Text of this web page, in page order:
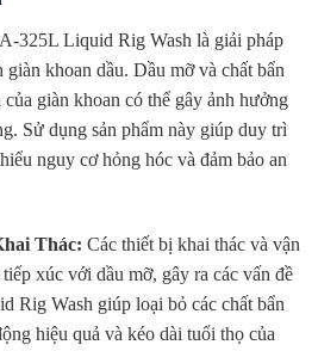
A-325L Liquid Rig Wash là giải pháp
khoan dầu. Dầu mỡ và chất bẩn
giàn khoan có thể gây ảnh hưởng
Sử dụng sản phẩm này giúp duy trì
nguy cơ hỏng hóc và đảm bảo an
Thác: Các thiết bị khai thác và vận
xúc với dầu mỡ, gây ra các vấn đề
Rig Wash giúp loại bỏ các chất bẩn
hiệu quả và kéo dài tuổi thọ của